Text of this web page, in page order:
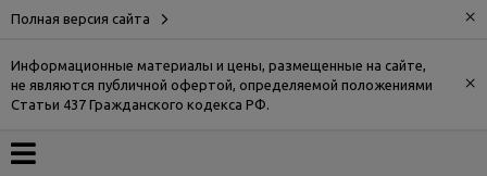
Полная версия сайта ×
Информационные материалы и цены, размещенные на сайте,
не являются публичной офертой, определяемой положениями
Статьи 437 Гражданского кодекса РФ.
×
О